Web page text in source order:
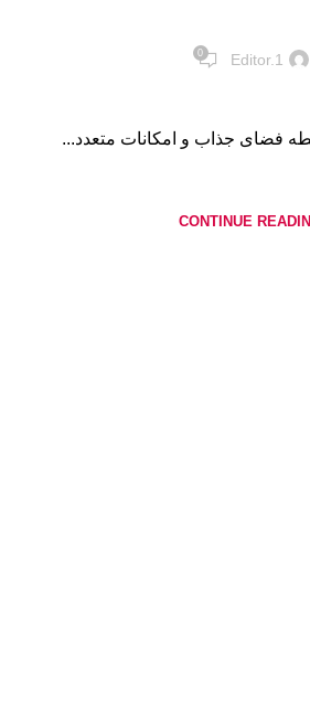
Editor.1
0
فضای جذاب و امکانات متعدد...
CONTINUE